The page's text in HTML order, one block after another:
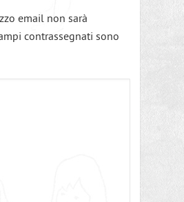
email non sarà
contrassegnati sono